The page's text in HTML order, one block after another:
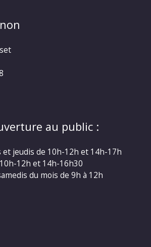
au public :
et jeudis de 10h-12h et 14h-17h
12h et 14h-16h30
du mois de 9h à 12h